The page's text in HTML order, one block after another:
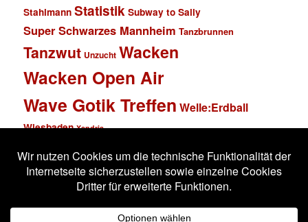
Stahlmann Statistik Subway to Sally
Super Schwarzes Mannheim Tanzbrunnen
Tanzwut Unzucht Wacken
Wacken Open Air
Wave Gotik Treffen Welle:Erdball
Wiesbaden Xandria
Impressum